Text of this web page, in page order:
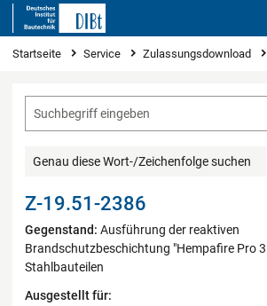
Sie sind hier
Startseite Service Zulassungsdownload
Genau diese Wort-/Zeichenfolge suchen
Z-19.51-2386
Gegenstand: Ausführung der reaktiven
Brandschutzbeschichtung "Hempafire Pro
Stahlbauteilen
Ausgestellt für: